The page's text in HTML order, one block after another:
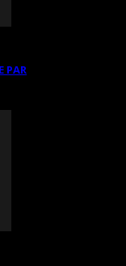
PAR